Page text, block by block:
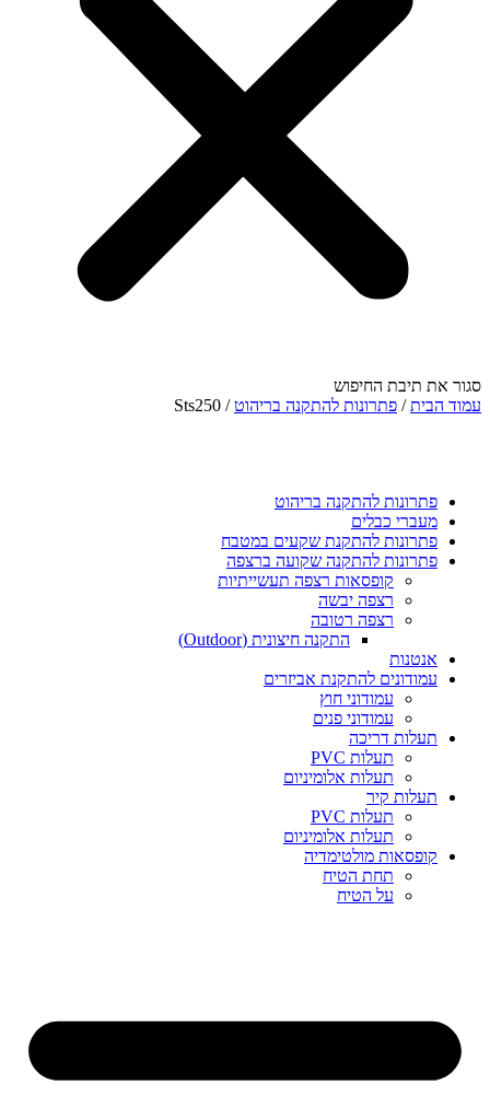
סגור את תיבת החיפוש
עמוד הבית/ פתרונות להתקנה בריהוט/ Sts250
פתרונות להתקנה בריהוט
מעברי כבלים
פתרונות להתקנת שקעים במטבח
פתרונות להתקנה שקועה ברצפה
קופסאות רצפה תעשייתיות
רצפה יבשה
רצפה רטובה
התקנה חיצונית (Outdoor)
אנטנות
עמודונים להתקנת אביזרים
עמודוני חוץ
עמודוני פנים
תעלות דריכה
תעלות PVC
תעלות אלומיניום
תעלות קיר
תעלות PVC
תעלות אלומיניום
קופסאות מולטימדיה
תחת הטיח
על הטיח